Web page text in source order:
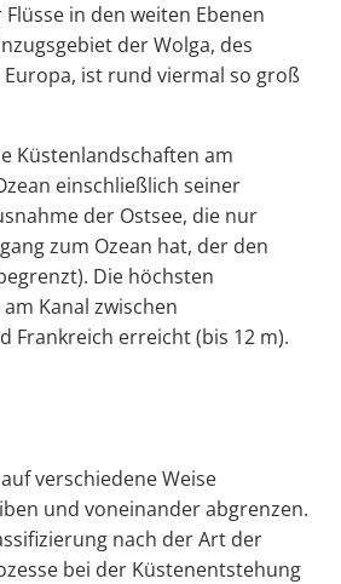
in den weiten Ebenen
der Wolga, des
Europa, ist rund viermal so groß
Küstenlandschaften am
einschließlich seiner
der Ostsee, die nur
zum Ozean hat, der den
Die höchsten
Kanal zwischen
Frankreich erreicht (bis 12 m).
verschiedene Weise
und voneinander abgrenzen.
nach der Art der
bei der Küstenentstehung